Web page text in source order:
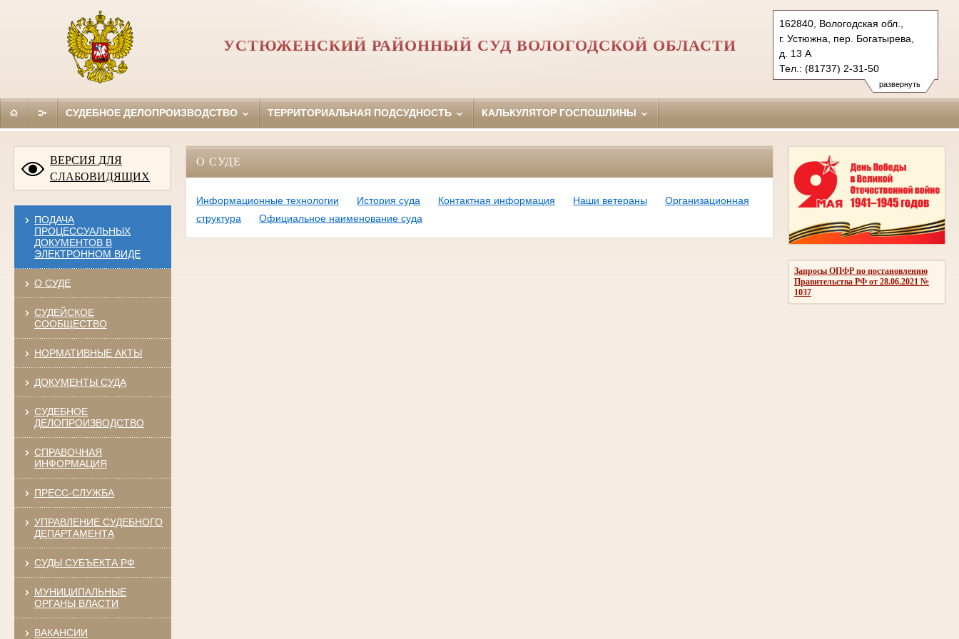
развернуть
162840, Вологодская обл.,
г. Устюжна, пер. Богатырева,
д. 13 А
Тел.: (81737) 2-31-50
ustuzhensky.vld@sudrf.ru
УСТЮЖЕНСКИЙ РАЙОННЫЙ СУД ВОЛОГОДСКОЙ ОБЛАСТИ
СУДЕБНОЕ ДЕЛОПРОИЗВОДСТВО ТЕРРИТОРИАЛЬНАЯ ПОДСУДНОСТЬ КАЛЬКУЛЯТОР ГОСПОШЛИНЫ
ВЕРСИЯ ДЛЯ
СЛАБОВИДЯЩИХ
ПОДАЧА
ПРОЦЕССУАЛЬНЫХ
ДОКУМЕНТОВ В
ЭЛЕКТРОННОМ ВИДЕ
О СУДЕ
СУДЕЙСКОЕ
СООБЩЕСТВО
НОРМАТИВНЫЕ АКТЫ
ДОКУМЕНТЫ СУДА
СУДЕБНОЕ
ДЕЛОПРОИЗВОДСТВО
СПРАВОЧНАЯ
ИНФОРМАЦИЯ
ПРЕСС-СЛУЖБА
УПРАВЛЕНИЕ СУДЕБНОГО
ДЕПАРТАМЕНТА
СУДЫ СУБЪЕКТА РФ
МУНИЦИПАЛЬНЫЕ
ОРГАНЫ ВЛАСТИ
ВАКАНСИИ
Запросы ОПФР по постановлению
Правительства РФ от 28.06.2021 №
1037
О СУДЕ
Информационные технологии История суда Контактная информация Наши ветераны
Организационная
структура
Официальное наименование суда